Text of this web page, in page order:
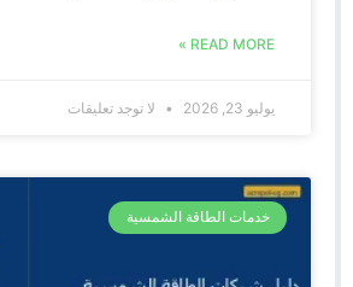
READ MORE »
يوليو 23, 2026 لا توجد تعليقات
خدمات الطاقة الشمسية